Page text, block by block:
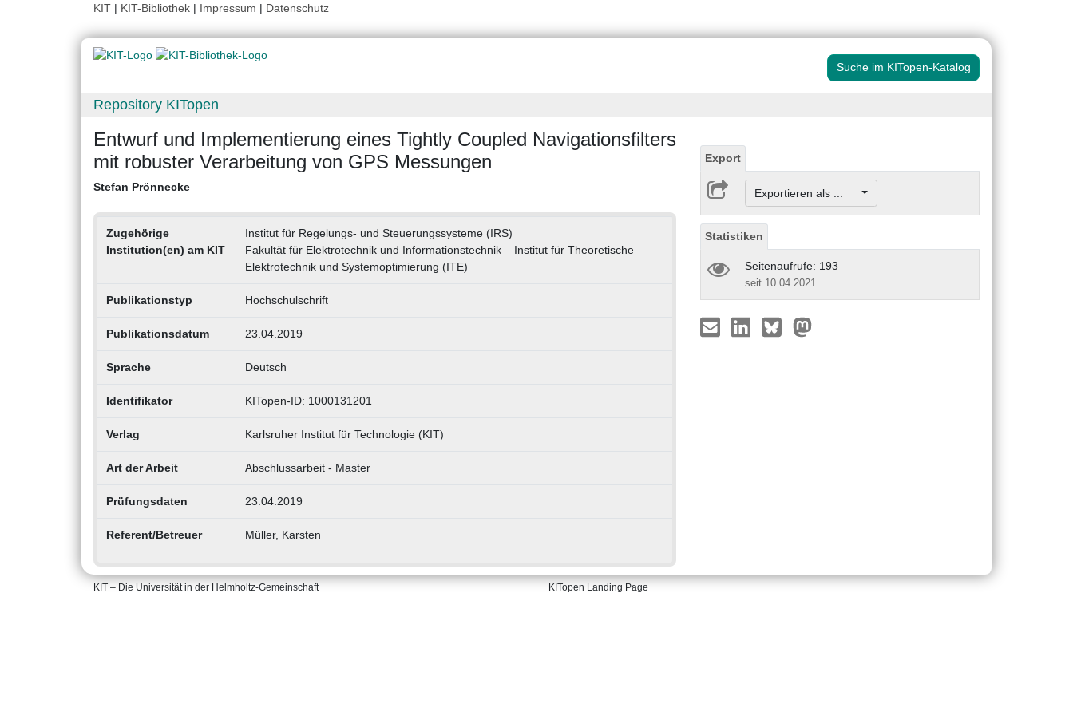
KIT | KIT-Bibliothek | Impressum | Datenschutz
Suche im KITopen-Katalog
Repository KITopen
Entwurf und Implementierung eines Tightly Coupled Navigationsfilters
mit robuster Verarbeitung von GPS Messungen
Stefan Prönnecke
Zugehörige
Institution(en) am KIT
Institut für Regelungs- und Steuerungssysteme (IRS)
Fakultät für Elektrotechnik und Informationstechnik – Institut für Theoretische
Elektrotechnik und Systemoptimierung (ITE)
Publikationstyp Hochschulschrift
Publikationsdatum 23.04.2019
Sprache Deutsch
Identifikator KITopen-ID: 1000131201
Verlag Karlsruher Institut für Technologie (KIT)
Art der Arbeit Abschlussarbeit - Master
Prüfungsdaten 23.04.2019
Referent/Betreuer Müller, Karsten
Export
Exportieren als ...
Statistiken
Seitenaufrufe: 193
seit 10.04.2021
KIT – Die Universität in der Helmholtz-Gemeinschaft KITopen Landing Page